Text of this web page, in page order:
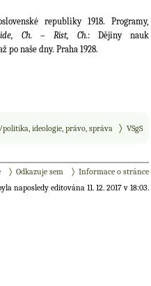
republiky 1918. Programy,
Ch. – Rist, Ch.: Dějiny nauk
po naše dny. Praha 1928.
ideologie, právo, správa VSgS
Odkazuje sem
Informace o stránce
naposledy editována 11. 12. 2017 v 18:03.